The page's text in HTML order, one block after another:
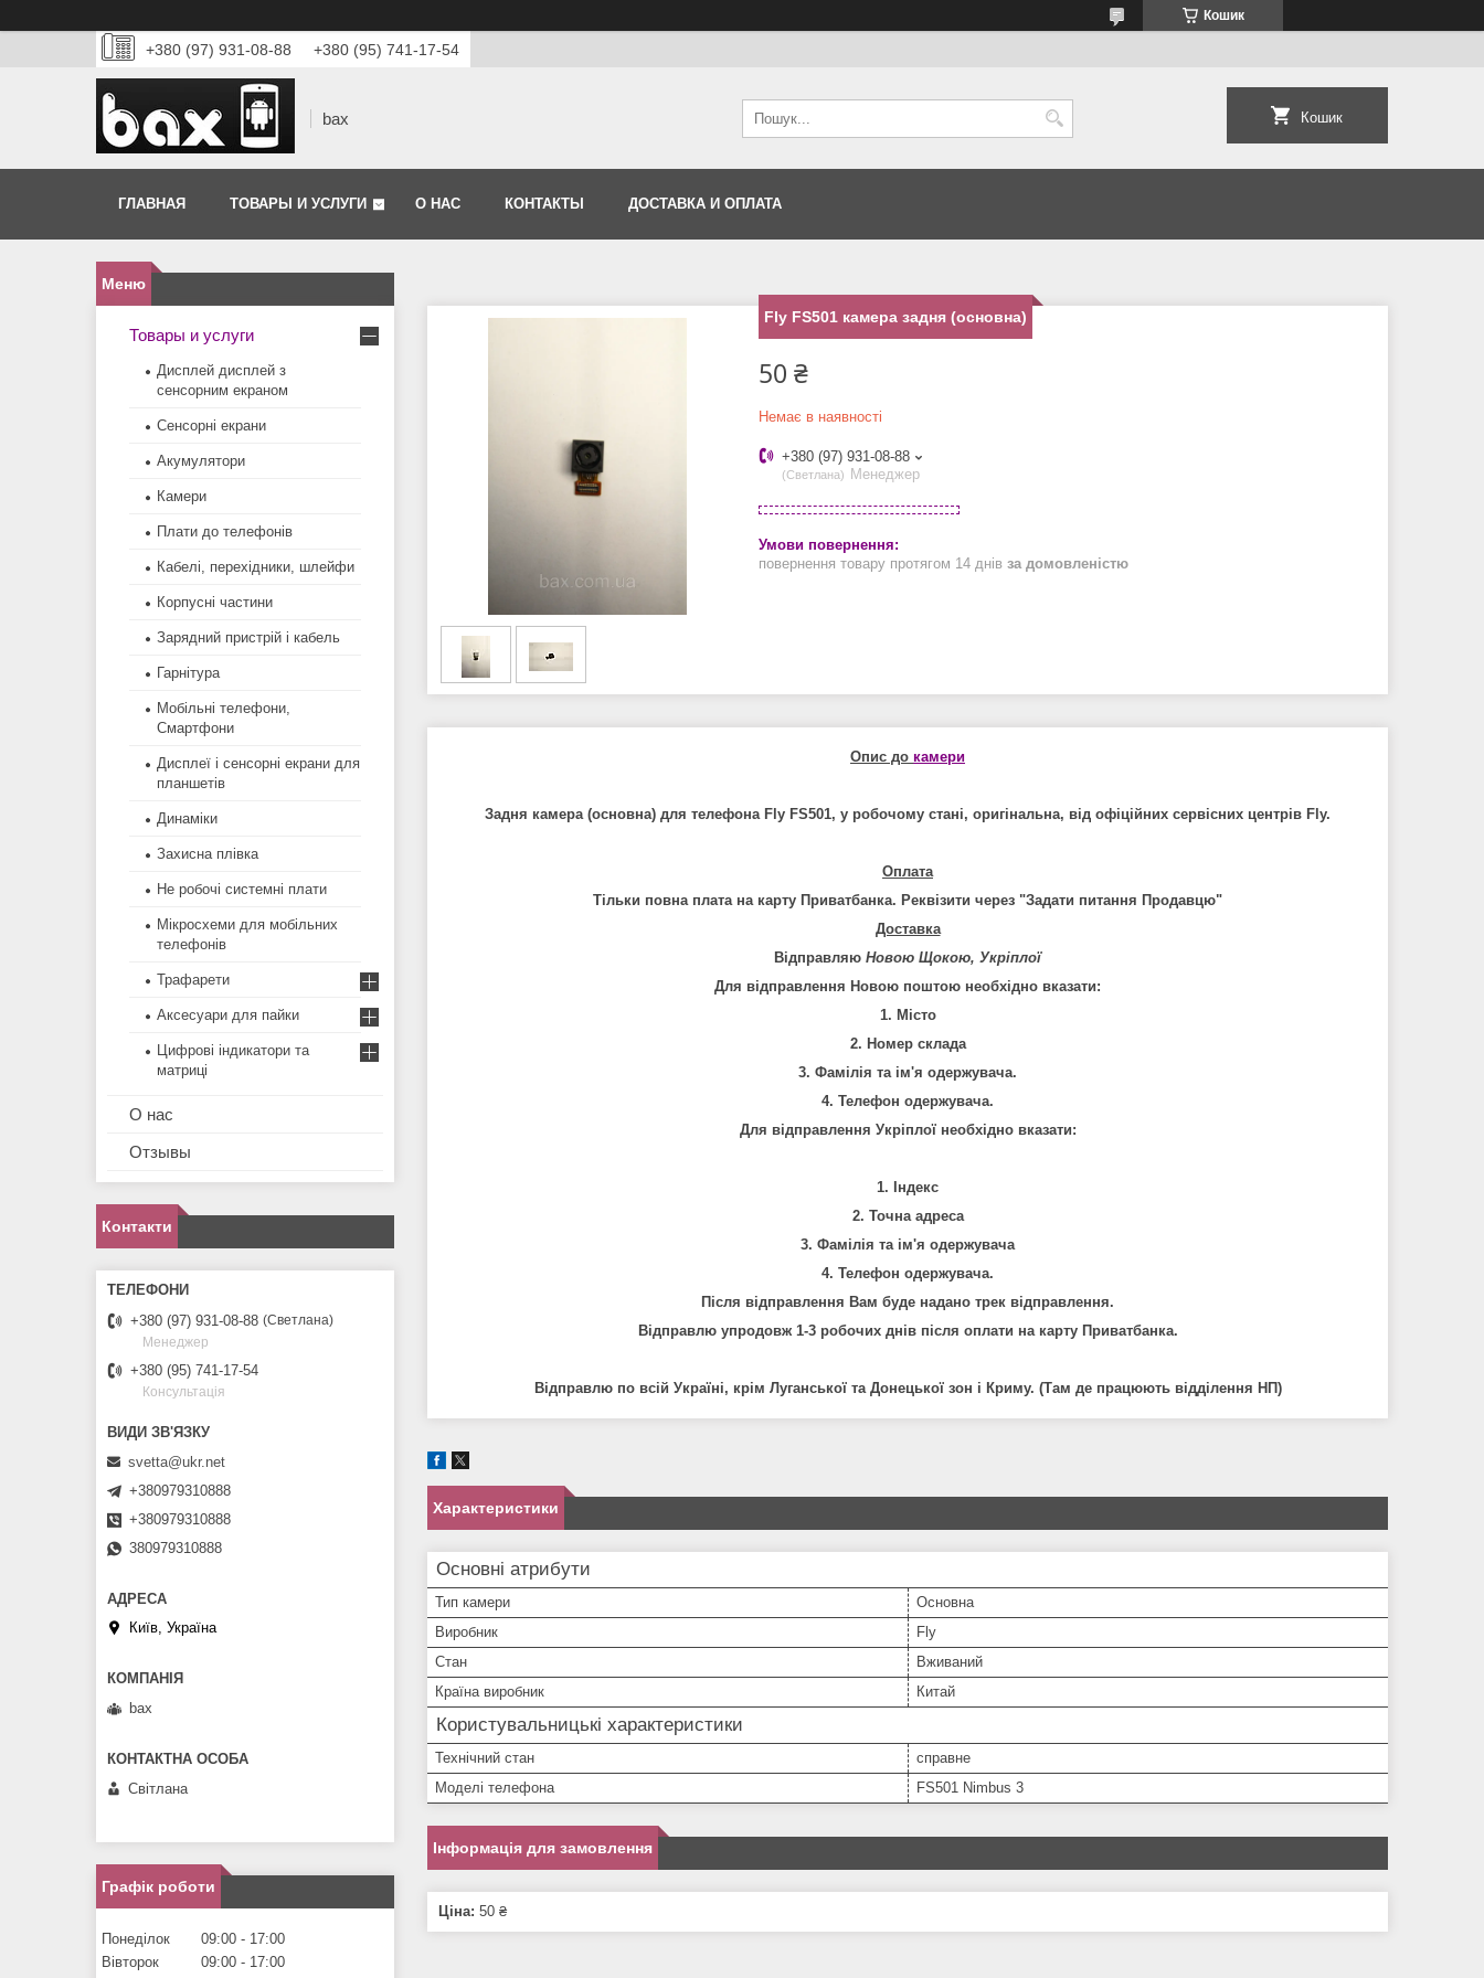
Кошик
+380 (97) 931-08-88 +380 (95) 741-17-54
bax Кошик
ГЛАВНАЯ ТОВАРЫ И УСЛУГИ О НАС КОНТАКТЫ ДОСТАВКА И ОПЛАТА
Fly FS501 камера задня (основна)
50 ₴
Немає в наявності
+380 (97) 931-08-88
Светлана Менеджер
повернення товару протягом 14 днів за домовленістю
Опис до камери
Задня камера (основна) для телефона Fly FS501, у робочому стані, оригінальна, від офіційних сервісних центрів Fly.
Оплата
Тільки повна плата на карту Приватбанка. Реквізити через "Задати питання Продавцю"
Доставка
Відправляю Новою Щокою, Укріплої
Для відправлення Новою поштою необхідно вказати:
1. Місто
2. Номер склада
3. Фамілія та ім'я одержувача.
4. Телефон одержувача.
Для відправлення Укріплої необхідно вказати:
1. Індекс
2. Точна адреса
3. Фамілія та ім'я одержувача
4. Телефон одержувача.
Після відправлення Вам буде надано трек відправлення.
Відправлю упродовж 1-3 робочих днів після оплати на карту Приватбанка.
Відправлю по всій Україні, крім Луганської та Донецької зон і Криму. (Там де працюють відділення НП)
Характеристики
Основні атрибути
Тип камери
Основна
Виробник
Fly
Стан
Вживаний
Країна виробник
Китай
Користувальницькі характеристики
Технічний стан
справне
Моделі телефона
FS501 Nimbus 3
Інформація для замовлення
Ціна: 50 ₴
Товары и услуги
Дисплей дисплей з
сенсорним екраном
Сенсорні екрани
Акумулятори
Камери
Плати до телефонів
Кабелі, перехідники, шлейфи
Корпусні частини
Зарядний пристрій і кабель
Гарнітура
Мобільні телефони,
Смартфони
Дисплеї і сенсорні екрани для
планшетів
Динаміки
Захисна плівка
Не робочі системні плати
Мікросхеми для мобільних
телефонів
Трафарети
Аксесуари для пайки
Цифрові індикатори та
матриці
О нас
Отзывы
Контакти
+380 (97) 931-08-88 Светлана
Менеджер
+380 (95) 741-17-54
Консультація
svetta@ukr.net
+380979310888
+380979310888
380979310888
Київ, Україна
bax
Світлана
Графік роботи
Понеділок 09:00
17:00
Вівторок
09:00
17:00